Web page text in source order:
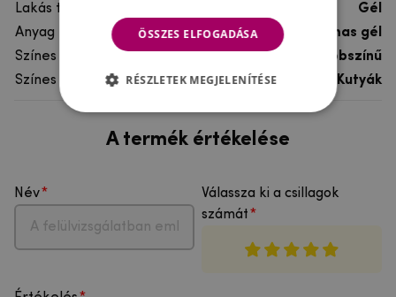
Lakás típusa
Gél
Anyag
rugalmas gél
Színes
többszínű
Színes motívum
Kutyák
A termék értékelése
Név
Válassza ki a csillagok
számát
ÖSSZES ELFOGADÁSA
RÉSZLETEK MEGJELENÍTÉSE